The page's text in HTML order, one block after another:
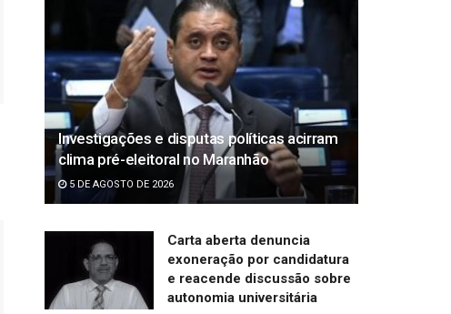
Investigações e disputas políticas acirram
clima pré-eleitoral no Maranhão
5 DE AGOSTO DE 2026
Carta aberta denuncia
exoneração por candidatura
e reacende discussão sobre
autonomia universitária